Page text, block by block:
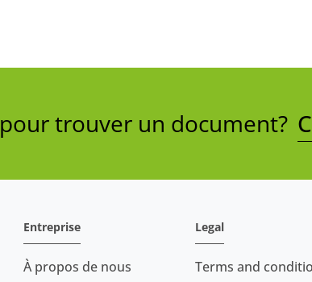
trouver un document?
Entreprise
À propos de nous
Legal
Terms and